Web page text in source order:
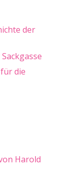
der
die
Harold